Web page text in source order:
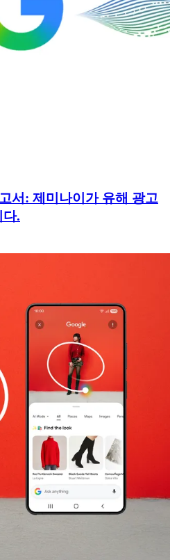
서: 제미나이가 유해 광고
다.